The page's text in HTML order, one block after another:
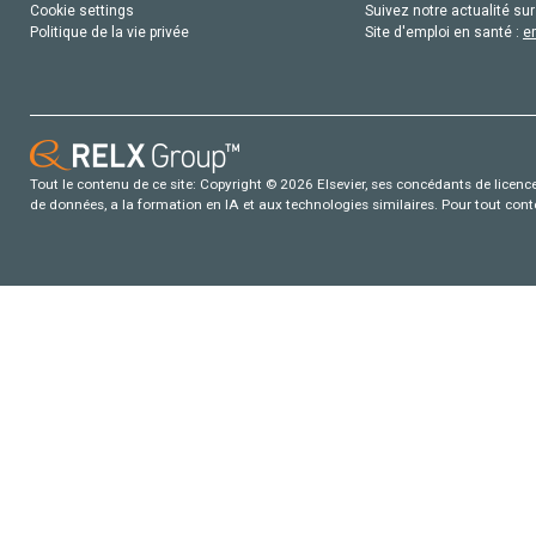
Cookie settings
Politique de la vie privée
Suivez notre actualité
Site d'emploi en santé :
Tout le contenu de ce site: Copyright © 2026 Elsevier, ses concédants de
de données, a la formation en IA et aux technologies similaires. Pour tout